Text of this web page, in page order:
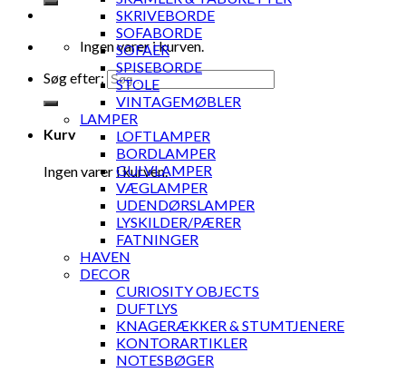
Ingen varer i kurven.
Søg efter:
Kurv
Ingen varer i kurven.
SKRIVEBORDE
SOFABORDE
SOFAER
SPISEBORDE
STOLE
VINTAGEMØBLER
LAMPER
LOFTLAMPER
BORDLAMPER
GULVLAMPER
VÆGLAMPER
UDENDØRSLAMPER
LYSKILDER/PÆRER
FATNINGER
HAVEN
DECOR
CURIOSITY OBJECTS
DUFTLYS
KNAGERÆKKER & STUMTJENERE
KONTORARTIKLER
NOTESBØGER